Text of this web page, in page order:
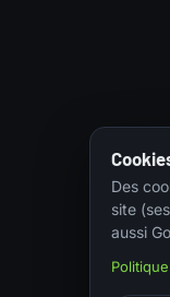
Des
site
aussi